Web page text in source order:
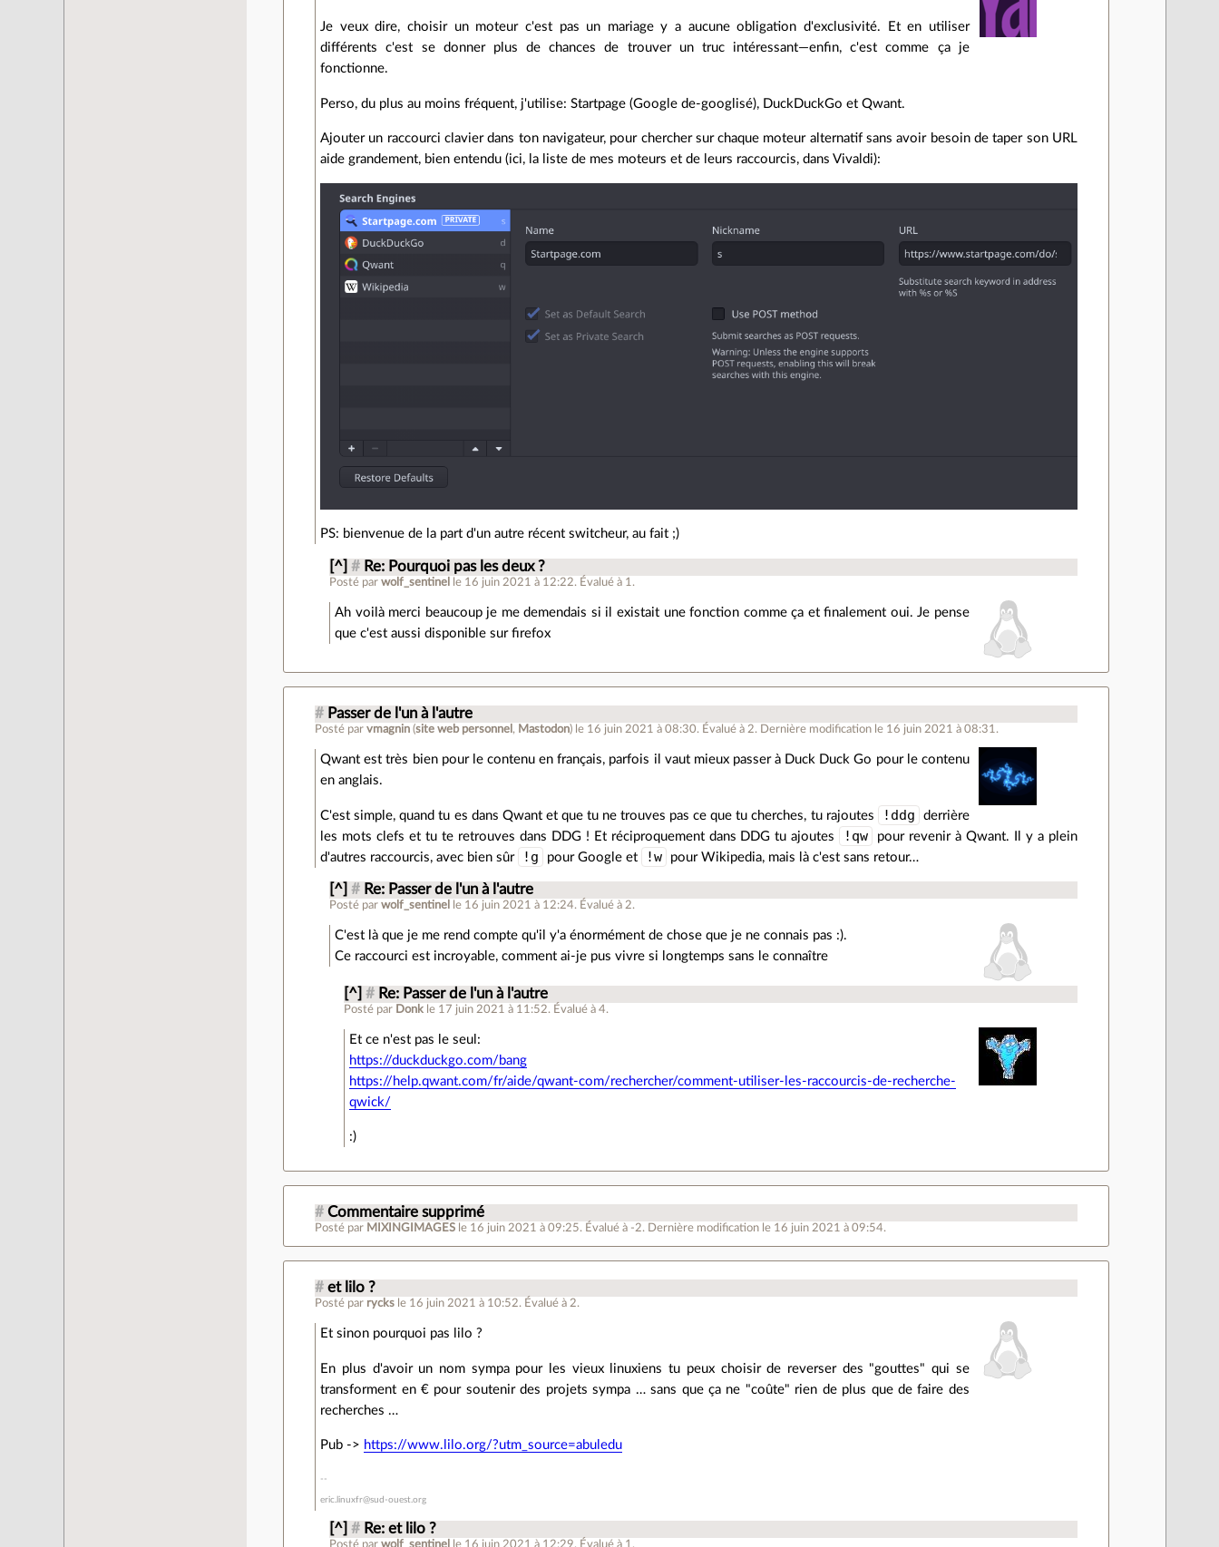
Je veux dire, choisir un moteur c'est pas un mariage y a aucune obligation d'exclusivité. Et en utiliser
différents c'est se donner plus de chances de trouver un truc intéressant—enfin, c'est comme ça je
fonctionne.
Perso, du plus au moins fréquent, j'utilise: Startpage (Google de-googlisé), DuckDuckGo et Qwant.
Ajouter un raccourci clavier dans ton navigateur, pour chercher sur chaque moteur alternatif sans avoir besoin de taper son URL
aide grandement, bien entendu (ici, la liste de mes moteurs et de leurs raccourcis, dans Vivaldi):
PS: bienvenue de la part d'un autre récent switcheur, au fait ;)
[^] # Re: Pourquoi pas les deux ?
Posté parwolf_sentinel le 16 juin 2021 à 12:22. Évalué à 1 .
Ah voilà merci beaucoup je me demendais si il existait une fonction comme ça et finalement oui. Je pense
que c'est aussi disponible sur firefox
# Passer de l'un à l'autre
Posté parvmagnin (site web personnel , Mastodon) le 16 juin 2021 à 08:30. Évalué à 2. Dernière modification le 16 juin 2021 à 08:31.
Qwant est très bien pour le contenu en français, parfois il vaut mieux passer à Duck Duck Go pour le contenu
en anglais.
C'est simple, quand tu es dans Qwant et que tu ne trouves pas ce que tu cherches, tu rajoutes !ddg
derrière
les mots clefs et tu te retrouves dans DDG ! Et réciproquement dans DDG tu ajoutes
!qw
pour revenir à Qwant. Il y a plein
d'autres raccourcis, avec bien sûr
!g pour Google et !w pour Wikipedia, mais là c'est sans retour…
[^] # Re: Passer de l'un à l'autre
Posté parwolf_sentinel le 16 juin 2021 à 12:24. Évalué à 2.
C'est là que je me rend compte qu'il y'a énormément de chose que je ne connais pas :).
Ce raccourci est incroyable, comment ai-je pus vivre si longtemps sans le connaître
[^] # Re: Passer de l'un à l'autre
Posté par Donk le 17 juin 2021 à 11:52. Évalué à4.
Et ce n'est pas le seul:
https://duckduckgo.com/bang
https://help.qwant.com/fr/aide/qwant-com/rechercher/comment-utiliser-les-raccourcis-de-recherche-
qwick/
:)
# Commentaire supprimé
Posté par MIXINGIMAGES le 16 juin 2021 à 09:25. Évalué à -2. Dernière modification le 16 juin 2021 à 09:54.
# et lilo ?
Posté par rycks le 16 juin 2021 à 10:52. Évalué à 2.
Et sinon pourquoi pas lilo ?
En plus d'avoir un nom sympa pour les vieux linuxiens tu peux choisir de reverser des "gouttes" qui se
transforment en € pour soutenir des projets sympa … sans que ça ne "coûte" rien de plus que de faire des
recherches …
Pub -> https://www.lilo.org/?utm_source=abuledu
eric.linuxfr@sud-ouest.org
[^] # Re: et lilo ?
Posté parwolf_sentinel le 16 juin 2021 à 12:29. Évalué à 1 .